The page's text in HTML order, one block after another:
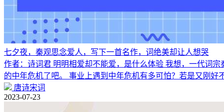
七夕夜，秦观思念爱人，写下一首名作，词绝美却让人想哭
作者：诗词君 明明相爱却不能爱，是什么体验 我想，一代词
的中年危机了吧。 事业上遇到中年危机有多可怕？若是又刚好
唐诗宋词
2023-07-23